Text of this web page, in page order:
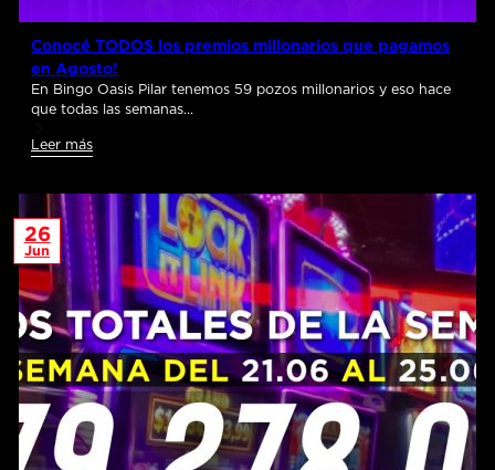
Conocé TODOS los premios millonarios que pagamos
en Agosto!
En Bingo Oasis Pilar tenemos 59 pozos millonarios y eso hace
que todas las semanas…
Leer más
26
Jun